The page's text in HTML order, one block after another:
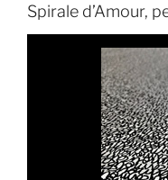
Spirale d’Amour,